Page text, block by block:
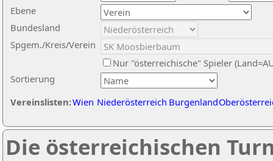
Ebene
Sortierung
Bundesland
Spgem./Kreis/Verein
Nur "österreichische" Spieler
Vereinslisten:Wien Niederösterreich Burgenland
Die österreichischen